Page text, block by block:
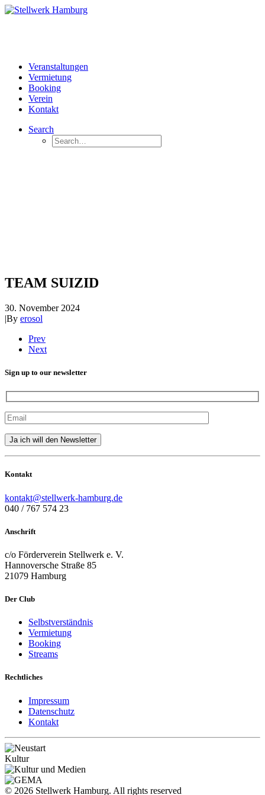
Veranstaltungen
Vermietung
Booking
Verein
Kontakt
Search
TEAM SUIZID
30. November 2024
|By erosol
Prev
Next
Sign up to our newsletter
Kontakt
kontakt@stellwerk-hamburg.de
040 / 767 574 23
Anschrift
c/o Förderverein Stellwerk e. V.
Hannoversche Straße 85
21079 Hamburg
Der Club
Selbstverständnis
Vermietung
Booking
Streams
Rechtliches
Impressum
Datenschutz
Kontakt
© 2026 Stellwerk Hamburg. All rights reserved